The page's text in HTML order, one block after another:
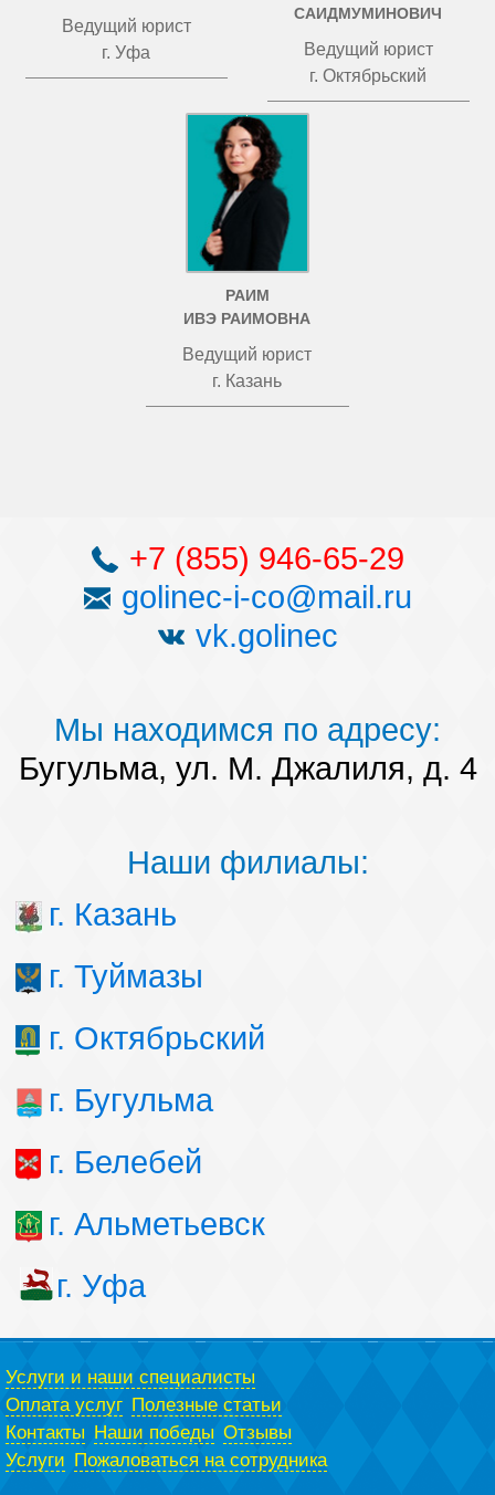
Ведущий юрист
г. Уфа
САИДМУМИНОВИЧ
Ведущий юрист
г. Октябрьский
РАИМ
ИВЭ РАИМОВНА
Ведущий юрист
г. Казань
+7 (855) 946-65-29
golinec-i-co@mail.ru
vk.golinec
Мы находимся по адресу:
Бугульма, ул. М. Джалиля, д. 4
Наши филиалы:
г. Казань
г. Туймазы
г. Октябрьский
г. Бугульма
г. Белебей
г. Альметьевск
г. Уфа
Услуги и наши специалисты
Оплата услуг Полезные статьи
Контакты Наши победы Отзывы
Услуги Пожаловаться на сотрудника